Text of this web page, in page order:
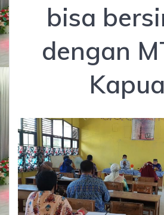
bisa
dengan